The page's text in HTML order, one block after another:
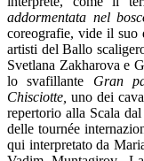
addormentata nel
coreografie, vide il suo
artisti del Ballo
Svetlana Zakharova e
lo svafillante Gran
Chisciotte, uno dei
repertorio alla Scala
delle tournée
qui interpretato da